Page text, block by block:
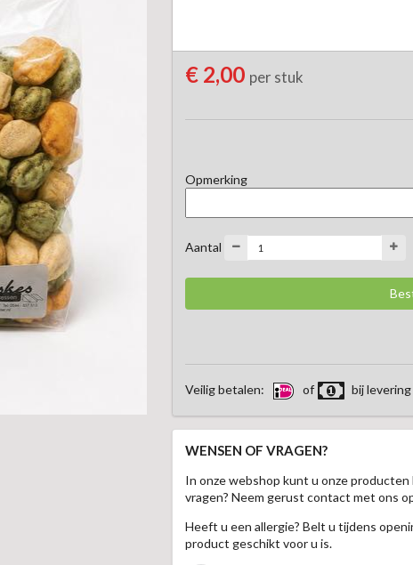
€ 2,00 per stuk
Opmerking
Aantal
Veilig betalen: of bij levering
WENSEN OF VRAGEN?
In onze webshop kunt u onze
vragen? Neem gerust contact met ons
Heeft u een allergie? Belt u tijdens
product geschikt voor u is.